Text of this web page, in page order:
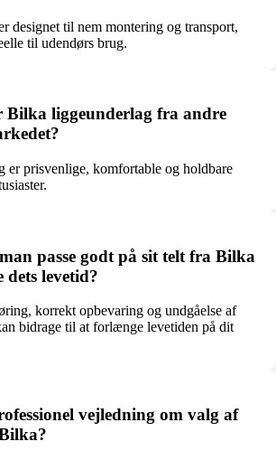
designet til nem montering og transport,
til udendørs brug.
Bilka liggeunderlag fra andre
er prisvenlige, komfortable og holdbare
passe godt på sit telt fra Bilka
levetid?
korrekt opbevaring og undgåelse af
bidrage til at forlænge levetiden på dit
vejledning om valg af